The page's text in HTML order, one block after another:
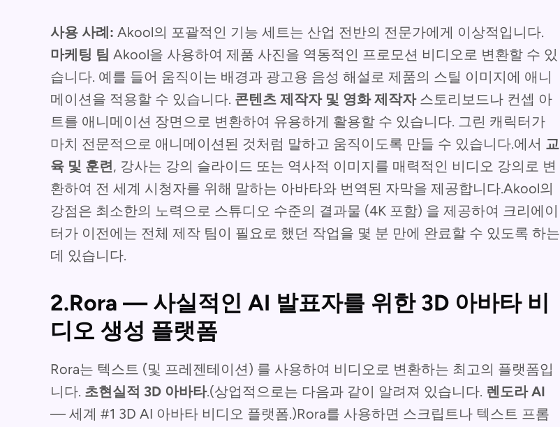
사용 사례: Akool의 포괄적인 기능 세트는 산업 전반의 전문가에게 이상적입니다.
마케팅 팀 Akool을 사용하여 제품 사진을 역동적인 프로모션 비디오로 변환할 수 있
습니다. 예를 들어 움직이는 배경과 광고용 음성 해설로 제품의 스틸 이미지에 애니
메이션을 적용할 수 있습니다. 콘텐츠 제작자 및 영화 제작자스토리보드나 컨셉 아
트를 애니메이션 장면으로 변환하여 유용하게 활용할 수 있습니다. 그린 캐릭터가
마치 전문적으로 애니메이션된 것처럼 말하고 움직이도록 만들 수 있습니다.에서 교
육 및 훈련, 강사는 강의 슬라이드 또는 역사적 이미지를 매력적인 비디오 강의로 변
환하여 전 세계 시청자를 위해 말하는 아바타와 번역된 자막을 제공합니다.Akool의
강점은 최소한의 노력으로 스튜디오 수준의 결과물 (4K 포함) 을 제공하여 크리에이
터가 이전에는 전체 제작 팀이 필요로 했던 작업을 몇 분 만에 완료할 수 있도록 하는
데 있습니다.
2.Rora — 사실적인 AI 발표자를 위한 3D 아바타 비
디오 생성 플랫폼
Rora는 텍스트 (및 프레젠테이션) 를 사용하여 비디오로 변환하는 최고의 플랫폼입
니다. 초현실적 3D 아바타.(상업적으로는 다음과 같이 알려져 있습니다. 렌도라 AI
— 세계 #1 3D AI 아바타 비디오 플랫폼.)Rora를 사용하면 스크립트나 텍스트 프롬